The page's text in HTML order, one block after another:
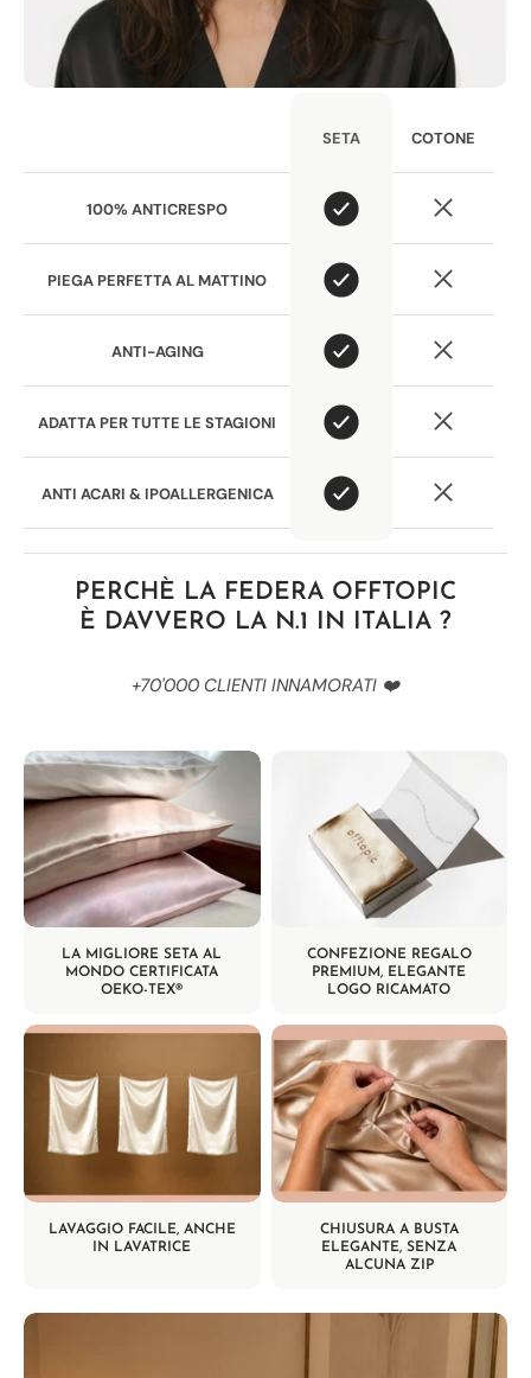
SETA COTONE
100% ANTICRESPO
PIEGA PERFETTA AL MATTINO
ANTI-AGING
ADATTA PER TUTTE LE STAGIONI
ANTI ACARI & IPOALLERGENICA
PERCHÈ LA FEDERA OFFTOPIC
È DAVVERO LA N.1 IN ITALIA ?
+70'000 CLIENTI INNAMORATI ❤️
LA MIGLIORE SETA AL
MONDO CERTIFICATA
OEKO-TEX®
CONFEZIONE REGALO
PREMIUM, ELEGANTE
LOGO RICAMATO
LAVAGGIO FACILE, ANCHE
IN LAVATRICE
CHIUSURA A BUSTA
ELEGANTE, SENZA
ALCUNA ZIP